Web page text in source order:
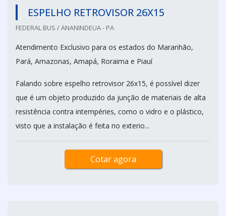
ESPELHO RETROVISOR 26X15
FEDERAL BUS / ANANINDEUA - PA
Atendimento Exclusivo para os estados do Maranhão,
Pará, Amazonas, Amapá, Roraima e Piauí
Falando sobre espelho retrovisor 26x15, é possível dizer
que é um objeto produzido da junção de materiais de alta
resistência contra intempéries, como o vidro e o plástico,
visto que a instalação é feita no exterio...
Cotar agora